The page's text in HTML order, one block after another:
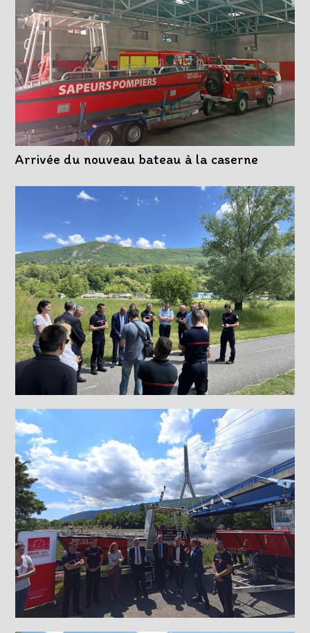
Arrivée du nouveau bateau à la caserne